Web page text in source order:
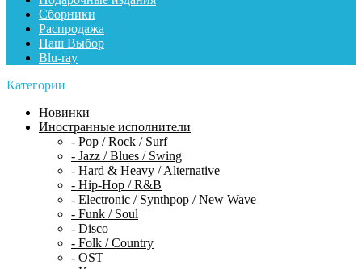
Сборники
Распродажа
Наш Выбор
Blu-ray
Категории
Новинки
Иностранные исполнители
- Pop / Rock / Surf
- Jazz / Blues / Swing
- Hard & Heavy / Alternative
- Hip-Hop / R&B
- Electronic / Synthpop / New Wave
- Funk / Soul
- Disco
- Folk / Country
- OST